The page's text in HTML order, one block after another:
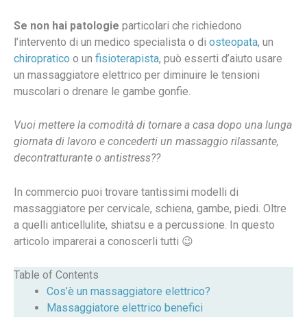
Se non hai patologie particolari che richiedono
l’intervento di un medico specialista o di osteopata, un
chiropratico o un fisioterapista, può esserti d’aiuto usare
un massaggiatore elettrico per diminuire le tensioni
muscolari o drenare le gambe gonfie.
Vuoi mettere la comodità di tornare a casa dopo una lunga
giornata di lavoro e concederti un massaggio rilassante,
decontratturante o antistress??
In commercio puoi trovare tantissimi modelli di
massaggiatore per cervicale, schiena, gambe, piedi. Oltre
a quelli anticellulite, shiatsu e a percussione. In questo
articolo imparerai a conoscerli tutti 😉
Table of Contents
Cos’è un massaggiatore elettrico?
Massaggiatore elettrico benefici